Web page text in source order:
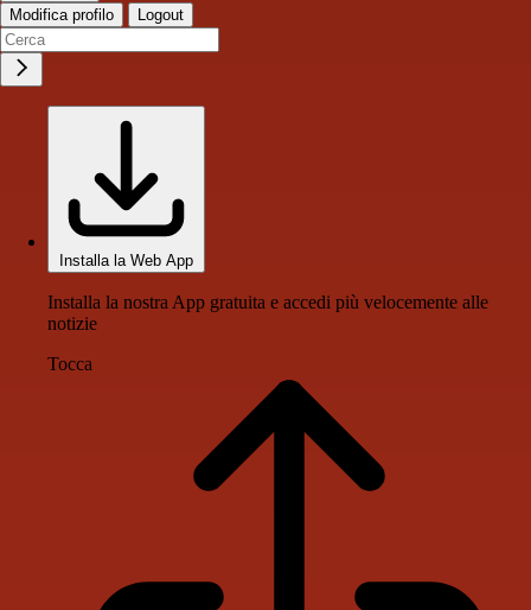
Modifica profilo Logout
Installa la Web App
Installa la nostra App gratuita e accedi più velocemente alle
notizie
Tocca